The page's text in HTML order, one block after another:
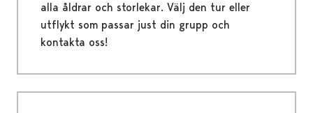
alla åldrar och storlekar. Välj den tur eller
utflykt som passar just din grupp och
kontakta oss!